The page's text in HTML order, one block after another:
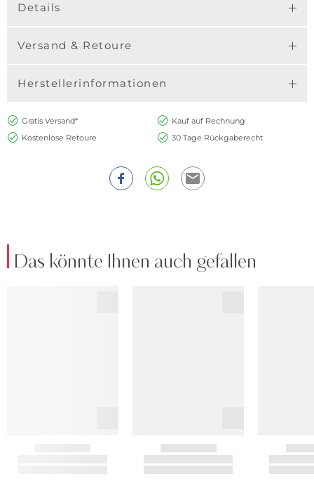
Details
Versand & Retoure
Herstellerinformationen
Gratis Versand*
Kauf auf Rechnung
Kostenlose Retoure
30 Tage Rückgaberecht
Das könnte Ihnen auch gefallen